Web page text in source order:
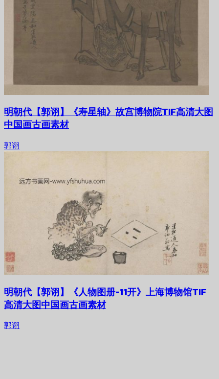
明朝代【郭诩】《寿星轴》故宫博物院TIF高清大图
中国画古画素材
郭诩
明朝代【郭诩】《人物图册-11开》上海博物馆TIF
高清大图中国画古画素材
郭诩